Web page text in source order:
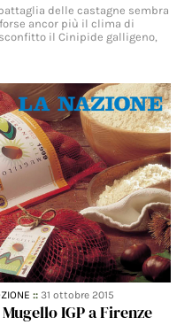
delle castagne sembra
ancor più il clima di
il Cinipide galligeno,
::31 ottobre 2015
IGP a Firenze